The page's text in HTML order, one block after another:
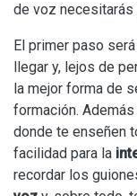
de voz necesitarás
El primer paso
llegar y, lejos de
la mejor forma de
formación.
donde te enseñen
facilidad para la
recordar los